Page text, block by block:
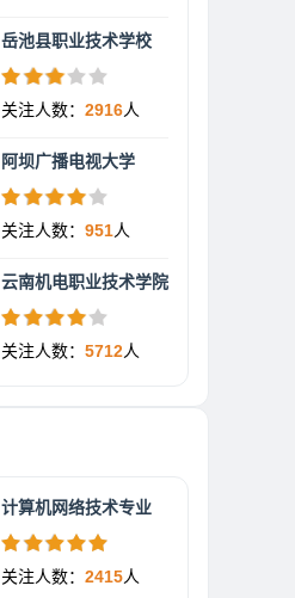
岳池县职业技术学校
关注人数： 2916人
阿坝广播电视大学
关注人数： 951人
云南机电职业技术学院
关注人数： 5712人
计算机网络技术专业
关注人数： 2415人